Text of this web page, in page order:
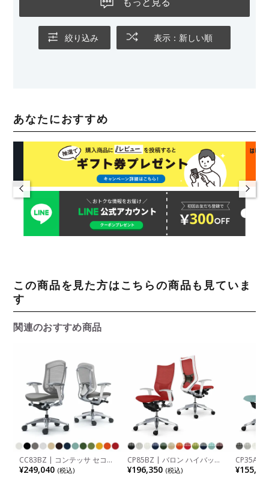
もっと見る
絞り込み 表示：新しい順
あなたにおすすめ
この商品を見た方はこちらの商品も見ていま
す
関連のおすすめ商品
CC83BZ | コンテッサ セコン
ダ ハイバック 座クッション
アジャストアーム ポリッシュ
¥249,040 (税込)
CP85BZ | バロン ハイバック
座クッション アジャストアー
ム ポリッシュフレーム ホワ
¥196,350 (税込)
CP35AZ
座メッシ
ュフレー